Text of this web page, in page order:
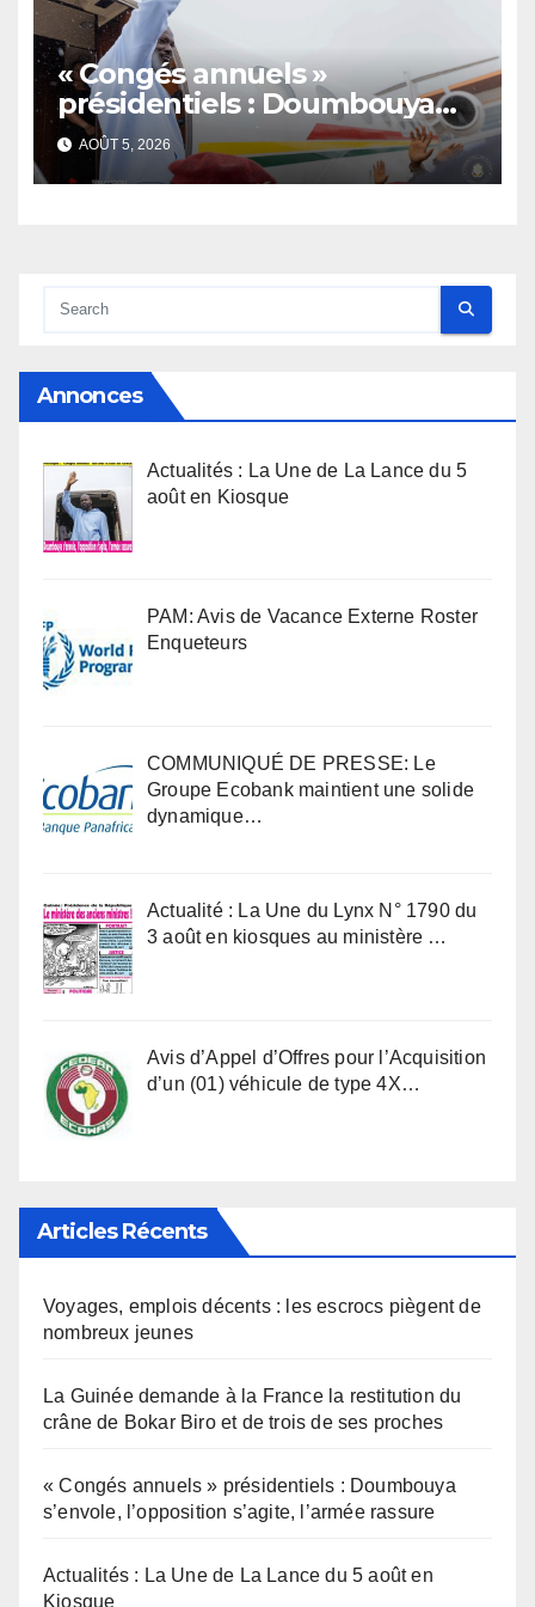
« Congés annuels »
présidentiels : Doumbouya
s’envole, l’opposition s’agite,
l’armée rassure
AOÛT 5, 2026
Annonces
Actualités : La Une de La Lance du 5
août en Kiosque
PAM: Avis de Vacance Externe Roster
Enqueteurs
COMMUNIQUÉ DE PRESSE: Le
Groupe Ecobank maintient une solide
dynamique…
Actualité : La Une du Lynx N° 1790 du
3 août en kiosques au ministère …
Avis d’Appel d’Offres pour l’Acquisition
d’un (01) véhicule de type 4X…
Articles Récents
Voyages, emplois décents : les escrocs piègent de
nombreux jeunes
La Guinée demande à la France la restitution du
crâne de Bokar Biro et de trois de ses proches
« Congés annuels » présidentiels : Doumbouya
s’envole, l’opposition s’agite, l’armée rassure
Actualités : La Une de La Lance du 5 août en
Kiosque